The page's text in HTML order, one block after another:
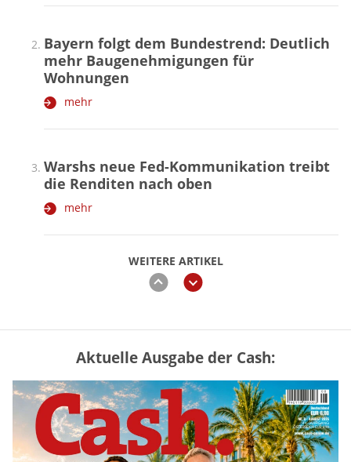
WEITERE ARTIKEL
zurückweiter
Bayern folgt dem Bundestrend: Deutlich
mehr Baugenehmigungen für
Wohnungen
mehr
Warshs neue Fed-Kommunikation treibt
die Renditen nach oben
mehr
Vermieter-Zutritt: Wann Mieter
die Wohnung öffnen müssen
mehr
Aktuelle Ausgabe der Cash: